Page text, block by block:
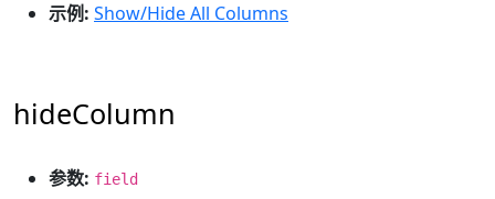
示例: Show/Hide All Columns
hideColumn
参数: field